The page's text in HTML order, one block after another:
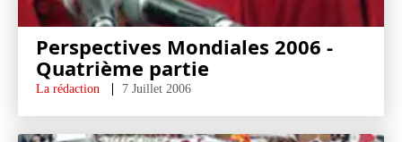
Perspectives Mondiales 2006 -
Quatrième partie
La rédaction 7 Juillet 2006